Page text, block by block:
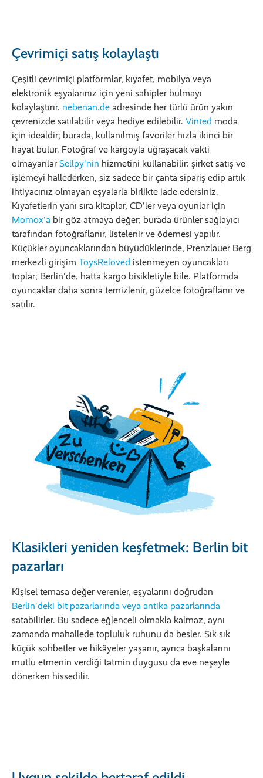
Çevrimiçi satış kolaylaştı
Çeşitli çevrimiçi platformlar, kıyafet, mobilya veya
elektronik eşyalarınız için yeni sahipler bulmayı
kolaylaştırır. nebenan.de adresinde her türlü ürün yakın
çevrenizde satılabilir veya hediye edilebilir. Vinted moda
için idealdir; burada, kullanılmış favoriler hızla ikinci bir
hayat bulur. Fotoğraf ve kargoyla uğraşacak vakti
olmayanlar Sellpy'nin hizmetini kullanabilir: şirket satış ve
işlemeyi hallederken, siz sadece bir çanta sipariş edip artık
ihtiyacınız olmayan eşyalarla birlikte iade edersiniz.
Kıyafetlerin yanı sıra kitaplar, CD'ler veya oyunlar için
Momox'a bir göz atmaya değer; burada ürünler sağlayıcı
tarafından fotoğraflanır, listelenir ve ödemesi yapılır.
Küçükler oyuncaklarından büyüdüklerinde, Prenzlauer Berg
merkezli girişim ToysReloved istenmeyen oyuncakları
toplar; Berlin'de, hatta kargo bisikletiyle bile. Platformda
oyuncaklar daha sonra temizlenir, güzelce fotoğraflanır ve
satılır.
Klasikleri yeniden keşfetmek: Berlin bit
pazarları
Kişisel temasa değer verenler, eşyalarını doğrudan
Berlin'deki bit pazarlarında veya antika pazarlarında
satabilirler. Bu sadece eğlenceli olmakla kalmaz, aynı
zamanda mahallede topluluk ruhunu da besler. Sık sık
küçük sohbetler ve hikâyeler yaşanır, ayrıca başkalarını
mutlu etmenin verdiği tatmin duygusu da eve neşeyle
dönerken hissedilir.